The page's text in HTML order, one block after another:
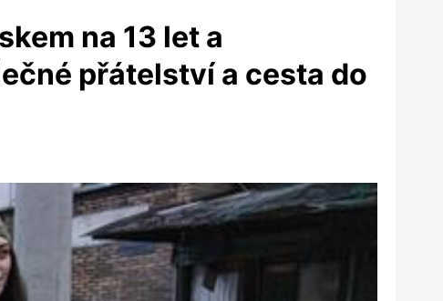
na 13 let a
přátelství a cesta do